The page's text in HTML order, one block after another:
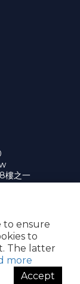
to ensure
to
The latter
more
Accept
樓之一
款方式。